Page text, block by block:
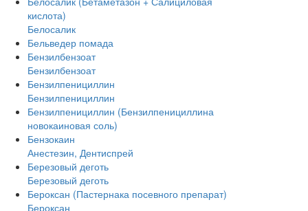
кислота)
Белосалик
Бельведер помада
Бензилбензоат
Бензилбензоат
Бензилпенициллин
Бензилпенициллин
Бензилпенициллин (Бензилпенициллина
новокаиновая соль)
Бензокаин
Анестезин, Дентиспрей
Березовый деготь
Березовый деготь
Бероксан (Пастернака посевного препарат)
Бероксан